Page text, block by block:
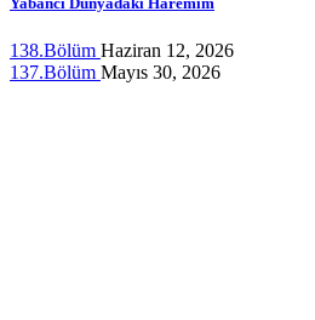
138.Bölüm Haziran 12, 2026
137.Bölüm Mayıs 30, 2026